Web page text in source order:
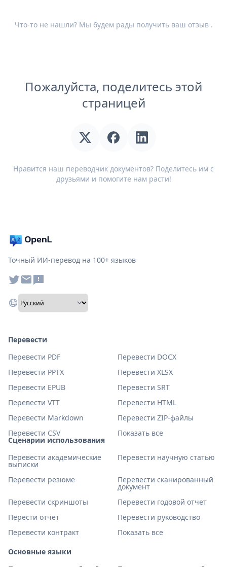
Что-то не нашли? Мы будем рады получить ваш отзыв.
Пожалуйста, поделитесь этой
страницей
Нравится наш переводчик документов? Поделитесь им с
друзьями и помогите нам расти!
Точный ИИ-перевод на 100+ языков
Сценарии использования
Перевести академические
выписки
Перевести научную статью
Перевести резюме Перевести сканированный
документ
Перевести скриншоты
Перевести годовой отчет
Перести отчет
Перевести руководство
Перевести контракт
Показать все
Основные языки
Перевести
Перевести PDF
Перевести DOCX
Перевести PPTX
Перевести XLSX
Перевести EPUB
Перевести SRT
Перевести VTT
Перевести HTML
Перевести Markdown
Перевести ZIP-файлы
Перевести CSV
Показать все